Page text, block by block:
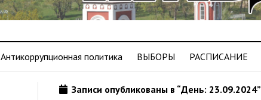
Антикоррупционная политика ВЫБОРЫ РАСПИСАНИЕ
Записи опубликованы в “День: 23.09.2024”